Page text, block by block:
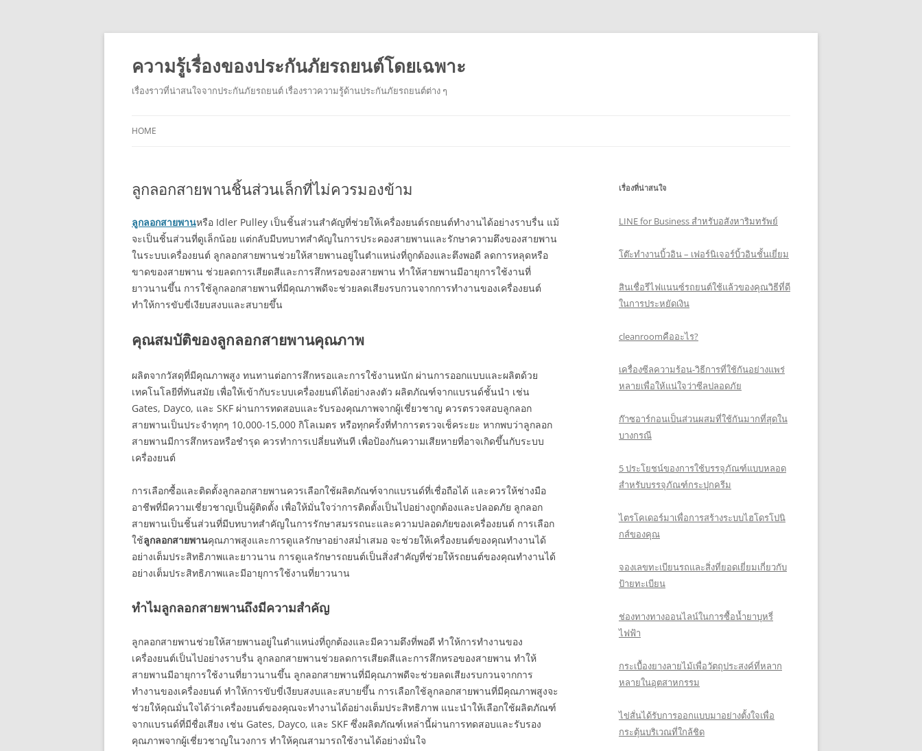
ความรู้เรื่องของประกันภัยรถยนต์โดยเฉพาะ
เรื่องราวที่น่าสนใจจากประกันภัยรถยนต์ เรื่องราวความรู้ด้านประกันภัยรถยนต์ต่าง ๆ
HOME
ลูกลอกสายพานชิ้นส่วนเล็กที่ไม่ควรมองข้าม
ลูกลอกสายพานหรือ Idler Pulley เป็นชิ้นส่วนสำคัญที่ช่วยให้เครื่องยนต์รถยนต์ทำงานได้อย่างราบรื่น แม้
จะเป็นชิ้นส่วนที่ดูเล็กน้อย แต่กลับมีบทบาทสำคัญในการประคองสายพานและรักษาความตึงของสายพาน
ในระบบเครื่องยนต์ ลูกลอกสายพานช่วยให้สายพานอยู่ในตำแหน่งที่ถูกต้องและตึงพอดี ลดการหลุดหรือ
ขาดของสายพาน ช่วยลดการเสียดสีและการสึกหรอของสายพาน ทำให้สายพานมีอายุการใช้งานที่
ยาวนานขึ้น การใช้ลูกลอกสายพานที่มีคุณภาพดีจะช่วยลดเสียงรบกวนจากการทำงานของเครื่องยนต์
ทำให้การขับขี่เงียบสงบและสบายขึ้น
คุณสมบัติของลูกลอกสายพานคุณภาพ
ผลิตจากวัสดุที่มีคุณภาพสูง ทนทานต่อการสึกหรอและการใช้งานหนัก ผ่านการออกแบบและผลิตด้วย
เทคโนโลยีที่ทันสมัย เพื่อให้เข้ากับระบบเครื่องยนต์ได้อย่างลงตัว ผลิตภัณฑ์จากแบรนด์ชั้นนำ เช่น
Gates, Dayco, และ SKF ผ่านการทดสอบและรับรองคุณภาพจากผู้เชี่ยวชาญ ควรตรวจสอบลูกลอก
สายพานเป็นประจำทุกๆ 10,000-15,000 กิโลเมตร หรือทุกครั้งที่ทำการตรวจเช็คระยะ หากพบว่าลูกลอก
สายพานมีการสึกหรอหรือชำรุด ควรทำการเปลี่ยนทันที เพื่อป้องกันความเสียหายที่อาจเกิดขึ้นกับระบบ
เครื่องยนต์
การเลือกซื้อและติดตั้งลูกลอกสายพานควรเลือกใช้ผลิตภัณฑ์จากแบรนด์ที่เชื่อถือได้ และควรให้ช่างมือ
อาชีพที่มีความเชี่ยวชาญเป็นผู้ติดตั้ง เพื่อให้มั่นใจว่าการติดตั้งเป็นไปอย่างถูกต้องและปลอดภัย ลูกลอก
สายพานเป็นชิ้นส่วนที่มีบทบาทสำคัญในการรักษาสมรรถนะและความปลอดภัยของเครื่องยนต์ การเลือก
ใช้ลูกลอกสายพานคุณภาพสูงและการดูแลรักษาอย่างสม่ำเสมอ จะช่วยให้เครื่องยนต์ของคุณทำงานได้
อย่างเต็มประสิทธิภาพและยาวนาน การดูแลรักษารถยนต์เป็นสิ่งสำคัญที่ช่วยให้รถยนต์ของคุณทำงานได้
อย่างเต็มประสิทธิภาพและมีอายุการใช้งานที่ยาวนาน
ทำไมลูกลอกสายพานถึงมีความสำคัญ
ลูกลอกสายพานช่วยให้สายพานอยู่ในตำแหน่งที่ถูกต้องและมีความตึงที่พอดี ทำให้การทำงานของ
เครื่องยนต์เป็นไปอย่างราบรื่น ลูกลอกสายพานช่วยลดการเสียดสีและการสึกหรอของสายพาน ทำให้
สายพานมีอายุการใช้งานที่ยาวนานขึ้น ลูกลอกสายพานที่มีคุณภาพดีจะช่วยลดเสียงรบกวนจากการ
ทำงานของเครื่องยนต์ ทำให้การขับขี่เงียบสงบและสบายขึ้น การเลือกใช้ลูกลอกสายพานที่มีคุณภาพสูงจะ
ช่วยให้คุณมั่นใจได้ว่าเครื่องยนต์ของคุณจะทำงานได้อย่างเต็มประสิทธิภาพ แนะนำให้เลือกใช้ผลิตภัณฑ์
จากแบรนด์ที่มีชื่อเสียง เช่น Gates, Dayco, และ SKF ซึ่งผลิตภัณฑ์เหล่านี้ผ่านการทดสอบและรับรอง
คุณภาพจากผู้เชี่ยวชาญในวงการ ทำให้คุณสามารถใช้งานได้อย่างมั่นใจ
เรื่องที่น่าสนใจ
LINE for Business สำหรับอสังหาริมทรัพย์
โต๊ะทำงานบิ้วอิน – เฟอร์นิเจอร์บิ้วอินชั้นเยี่ยม
สินเชื่อรีไฟแนนซ์รถยนต์ใช้แล้วของคุณวิธีที่ดี
ในการประหยัดเงิน
cleanroomคืออะไร?
เครื่องซีลความร้อน-วิธีการที่ใช้กันอย่างแพร่
หลายเพื่อให้แน่ใจว่าซีลปลอดภัย
ก๊าซอาร์กอนเป็นส่วนผสมที่ใช้กันมากที่สุดใน
บางกรณี
5 ประโยชน์ของการใช้บรรจุภัณฑ์แบบหลอด
สำหรับบรรจุภัณฑ์กระปุกครีม
ไตรโคเดอร์มาเพื่อการสร้างระบบไฮโดรโปนิ
กส์ของคุณ
จองเลขทะเบียนรถและสิ่งที่ยอดเยี่ยมเกี่ยวกับ
ป้ายทะเบียน
ช่องทางทางออนไลน์ในการซื้อน้ำยาบุหรี่
ไฟฟ้า
กระเบื้องยางลายไม้เพื่อวัตถุประสงค์ที่หลาก
หลายในอุตสาหกรรม
ไข่สั่นได้รับการออกแบบมาอย่างตั้งใจเพื่อ
กระตุ้นบริเวณที่ใกล้ชิด